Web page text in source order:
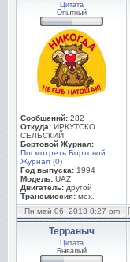
Цитата
Опытный
Сообщений: 282
Откуда: ИРКУТСКО
СЕЛЬСКИЙ
Бортовой Журнал:
Посмотреть Бортовой
Журнал (0)
Год выпуска: 1994
Модель: UAZ
Двигатель: другой
Трансмиссия: мех.
Пн май 06, 2013 8:27 pm
Терраныч
Цитата
Бывалый